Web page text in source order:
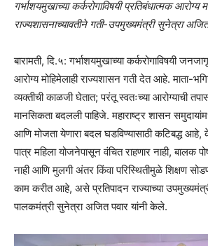
गर्भाशयमुखाच्या कर्करोगाविषयी प्रतिबंधात्मक आरोग्य
राज्यशासनाच्यावतीने गती-उपमुख्यमंत्री सुनेत्रा
बारामती, दि.५: गर्भाशयमुखाच्या कर्करोगाविषयी
आरोग्य मोहिमेलाही राज्यशासन गती देत आहे. माता-
व्यक्तीची काळजी घेतात; परंतू स्वतःच्या आरोग्याची
मानसिकता बदलली पाहिजे. महाराष्ट्र शासन
आणि मोजता येणारा बदल घडविण्यासाठी कटिबद्ध आहे,
पात्र महिला योजनेपासून वंचित राहणार नाही, बालक
नाही आणि मुलगी अंतर किंवा परिस्थितीमुळे शिक्षण
काम करीत आहे, असे प्रतिपादन राज्याच्या
पालकमंत्री सुनेत्रा अजित पवार यांनी केले.